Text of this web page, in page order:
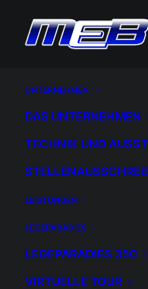
UNTERNEHMEN
DAS UNTERNEHMEN
TECHNIK UND
LEISTUNGEN
LEGEPARADIES
LEGEPARADIES 350
VIRTUELLE TOUR
Month: